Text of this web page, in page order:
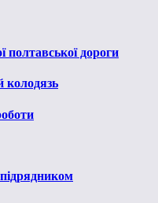
полтавської дороги
колодязь